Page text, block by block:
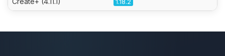
1.18.2